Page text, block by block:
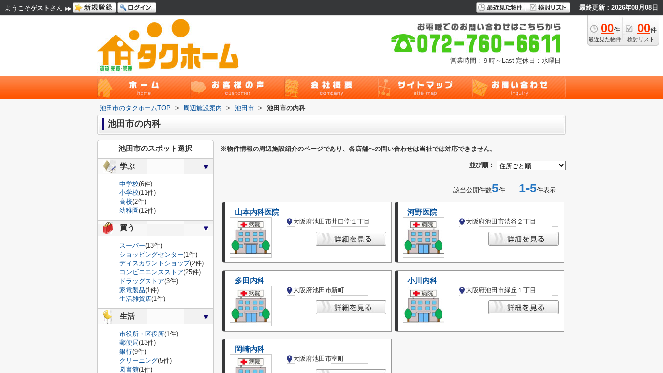
ようこそゲスト さん 最終更新：2026年08月08日
00件
最近見た物件
00件
検討リスト
営業時間：９時～Last 定休日：水曜日
池田市のタクホームTOP > 周辺施設案内 > 池田市 > 池田市の内科
池田市の内科
※物件情報の周辺施設紹介のページであり、各店舗への問い合わせは当社では対応できません。
並び順：
該当公開件数5件 1-5件表示
山本内科医院
大阪府池田市井口堂１丁目
河野医院
大阪府池田市渋谷２丁目
多田内科
大阪府池田市新町
小川内科
大阪府池田市緑丘１丁目
岡崎内科
大阪府池田市室町
池田市のスポット選択
学ぶ
中学校(6件)
小学校(11件)
高校(2件)
幼稚園(12件)
買う
スーパー(13件)
ショッピングセンター(1件)
ディスカウントショップ(2件)
コンビニエンスストア(25件)
ドラッグストア(3件)
家電製品(1件)
生活雑貨店(1件)
生活
市役所・区役所(1件)
郵便局(13件)
銀行(9件)
クリーニング(5件)
図書館(1件)